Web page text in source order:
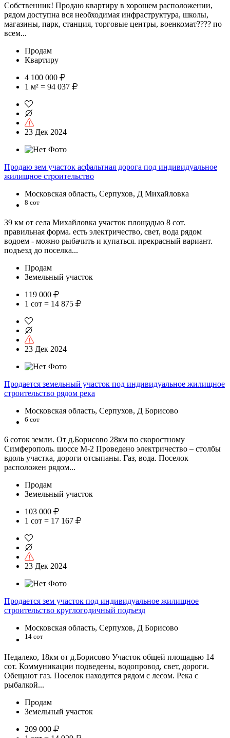
Собственник! Продаю квартиру в хорошем расположении,
рядом доступна вся необходимая инфраструктура, школы,
магазины, парк, станция, торговые центры, военкомат???? по
всем...
Продам
Квартиру
4 100 000
1 м² = 94 037
23 Дек 2024
Продаю зем участок асфальтная дорога под индивидуальное
жилищное строительство
Московская область, Серпухов, Д Михайловка
8 сот
39 км от села Михайловка участок площадью 8 сот.
правильная форма. есть электричество, свет, вода рядом
водоем - можно рыбачить и купаться. прекрасный вариант.
подъезд до поселка...
Продам
Земельный участок
119 000
1 сот = 14 875
23 Дек 2024
Продается земельный участок под индивидуальное жилищное
строительство рядом река
Московская область, Серпухов, Д Борисово
6 сот
6 соток земли. От д.Борисово 28км по скоростному
Симферополь. шоссе М-2 Проведено электричество – столбы
вдоль участка, дороги отсыпаны. Газ, вода. Поселок
расположен рядом...
Продам
Земельный участок
103 000
1 сот = 17 167
23 Дек 2024
Продается зем участок под индивидуальное жилищное
строительство круглогодичный подъезд
Московская область, Серпухов, Д Борисово
14 сот
Недалеко, 18км от д.Борисово Участок общей площадью 14
сот. Коммуникации подведены, водопровод, свет, дороги.
Обещают газ. Поселок находится рядом с лесом. Река с
рыбалкой...
Продам
Земельный участок
209 000